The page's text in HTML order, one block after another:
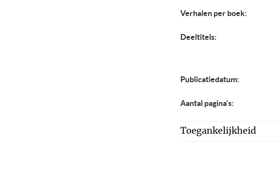
Verhalen per boek:
Deeltitels:
Publicatiedatum:
Aantal pagina's:
Toegankelijkheid